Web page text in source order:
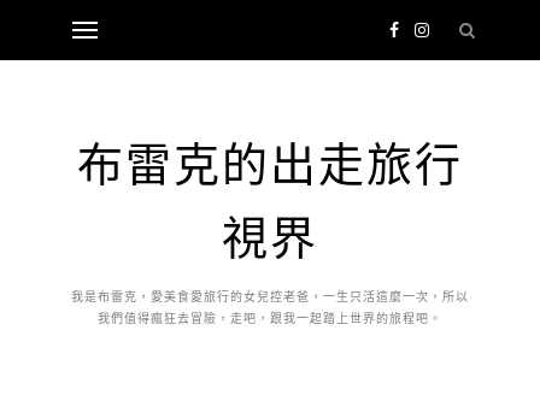
布雷克的出走旅行
視界
我是布雷克，愛美食愛旅行的女兒控老爸，一生只活這麼一次，所以
我們值得瘋狂去冒險，走吧，跟我一起踏上世界的旅程吧。